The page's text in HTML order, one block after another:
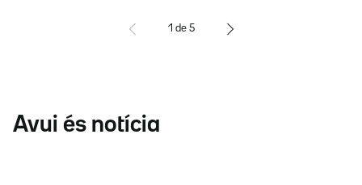
1 de 5
Avui és notícia